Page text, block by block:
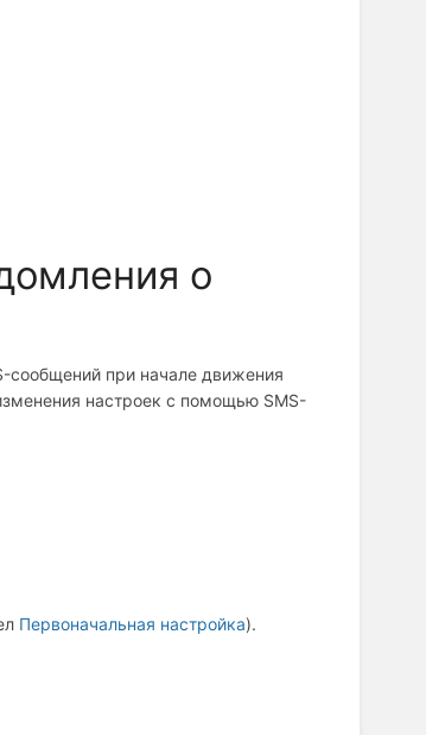
о
сообщений при начале движения
настроек с помощью SMS-
Первоначальная настройка).